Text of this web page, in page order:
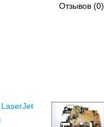
Отзывов (0)